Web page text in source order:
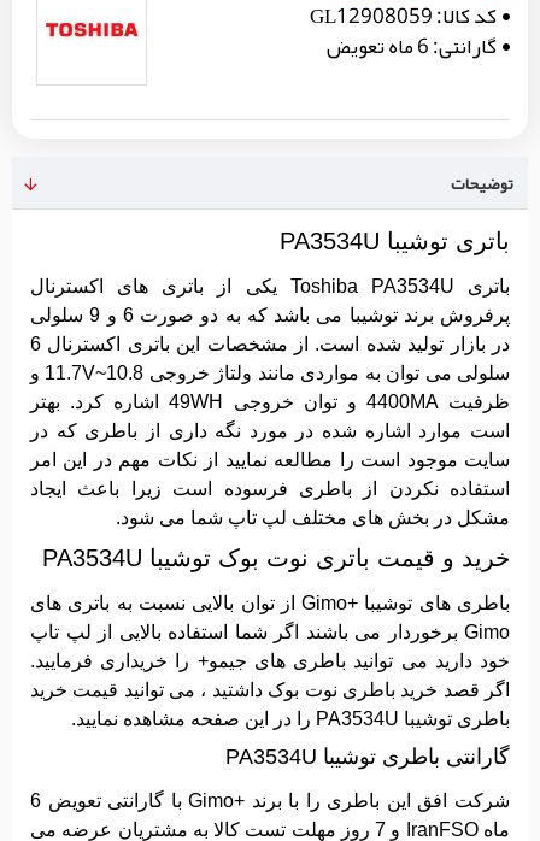
کد کالا:GL12908059
گارانتی:6 ماه تعویض
توضیحات
باتری توشیبا PA3534U
باتری Toshiba PA3534U یکی از باتری های اکسترنال
پرفروش برند توشیبا می باشد که به دو صورت 6 و 9 سلولی
در بازار تولید شده است. از مشخصات این باتری اکسترنال 6
سلولی می توان به مواردی مانند ولتاژ خروجی 10.8~11.7V و
ظرفیت 4400MA و توان خروجی 49WH اشاره کرد. بهتر
است موارد اشاره شده در مورد نگه داری از باطری که در
سایت موجود است را مطالعه نمایید از نکات مهم در این امر
استفاده نکردن از باطری فرسوده است زیرا باعث ایجاد
مشکل در بخش های مختلف لپ تاپ شما می شود.
خرید و قیمت باتری نوت بوک توشیبا PA3534U
باطری های توشیبا +Gimo از توان بالایی نسبت به باتری های
Gimo برخوردار می باشند اگر شما استفاده بالایی از لپ تاپ
خود دارید می توانید باطری های جیمو+ را خریداری فرمایید.
اگر قصد خرید باطری نوت بوک داشتید ، می توانید قیمت خرید
باطری توشیبا PA3534U را در این صفحه مشاهده نمایید.
گارانتی باطری توشیبا PA3534U
شرکت افق این باطری را با برند +Gimo با گارانتی تعویض 6
ماه IranFSO و 7 روز مهلت تست کالا به مشتریان عرضه می